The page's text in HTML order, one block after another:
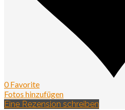
0 Favorite
Fotos hinzufügen
Eine Rezension schreiben